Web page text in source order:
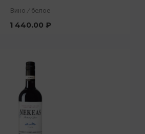
Вино / белое
1 440.00 ₽